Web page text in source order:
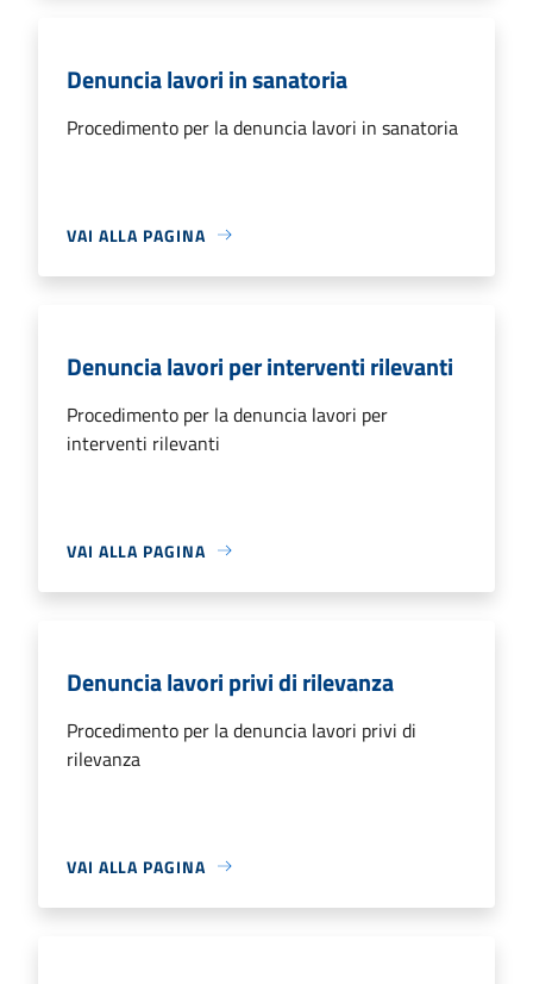
Denuncia lavori in sanatoria
Procedimento per la denuncia lavori in sanatoria
VAI ALLA PAGINA
Denuncia lavori per interventi rilevanti
Procedimento per la denuncia lavori per
interventi rilevanti
VAI ALLA PAGINA
Denuncia lavori privi di rilevanza
Procedimento per la denuncia lavori privi di
rilevanza
VAI ALLA PAGINA